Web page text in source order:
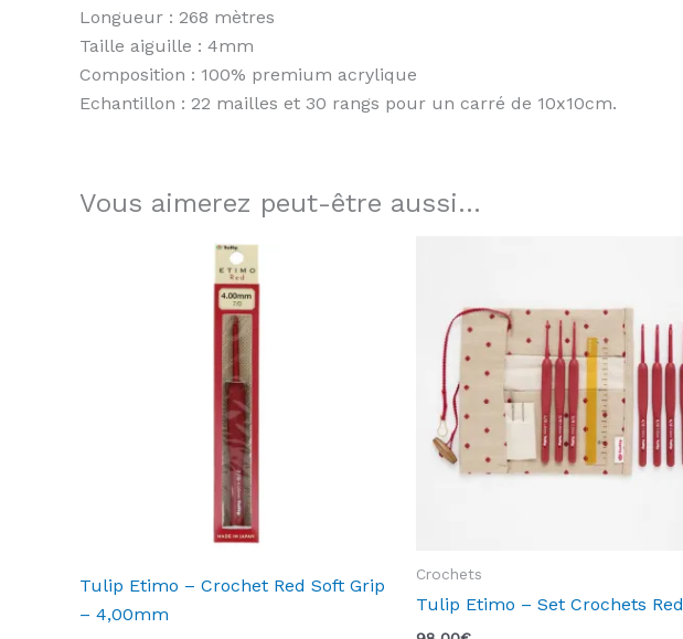
Longueur : 268 mètres
Taille aiguille : 4mm
Composition : 100% premium acrylique
Echantillon : 22 mailles et 30 rangs pour un carré de 10x10cm.
Vous aimerez peut-être aussi…
Tulip Etimo – Crochet Red Soft Grip
– 4,00mm
Crochets
Tulip Etimo – Set Crochets Red